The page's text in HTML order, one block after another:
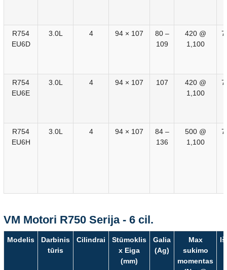
R754
EU6D
3.0L 4 94 × 107
80 –
109
420 @
1,100
R754
EU6E
3.0L 4 94 × 107 107
420 @
1,100
R754
EU6H
3.0L 4 94 × 107
84 –
136
500 @
1,100
VM Motori R750 Serija - 6 cil.
Modelis
Darbinis
tūris
Cilindrai
Stūmoklis
x Eiga
(mm)
Galia
(Ag)
Max
sukimo
momentas